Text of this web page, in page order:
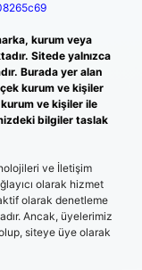
kurum veya
Sitede yalnızca
Burada yer alan
kurum ve kişiler
kurum ve kişiler ile
bilgiler taslak
ve İletişim
olarak hizmet
olarak denetleme
Ancak, üyelerimiz
siteye üye olarak